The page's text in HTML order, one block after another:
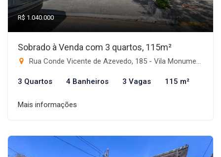
R$ 1.040.000
Sobrado à Venda com 3 quartos, 115m²
Rua Conde Vicente de Azevedo, 185 - Vila Monumento, São Paulo-SP
3 Quartos 4 Banheiros 3 Vagas 115 m²
Mais informações